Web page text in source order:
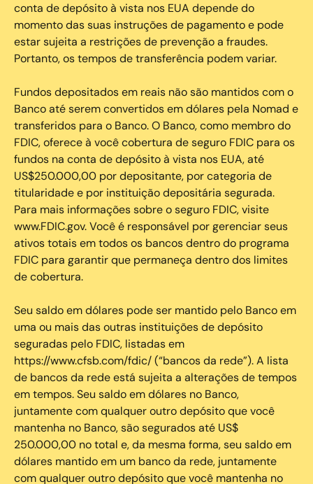
conta de depósito à vista nos EUA depende do
momento das suas instruções de pagamento e pode
estar sujeita a restrições de prevenção a fraudes.
Portanto, os tempos de transferência podem variar.
Fundos depositados em reais não são mantidos com o
Banco até serem convertidos em dólares pela Nomad e
transferidos para o Banco. O Banco, como membro do
FDIC, oferece à você cobertura de seguro FDIC para os
fundos na conta de depósito à vista nos EUA, até
US$250.000,00 por depositante, por categoria de
titularidade e por instituição depositária segurada.
Para mais informações sobre o seguro FDIC, visite
www.FDIC.gov. Você é responsável por gerenciar seus
ativos totais em todos os bancos dentro do programa
FDIC para garantir que permaneça dentro dos limites
de cobertura.
Seu saldo em dólares pode ser mantido pelo Banco em
uma ou mais das outras instituições de depósito
seguradas pelo FDIC, listadas em
https://www.cfsb.com/fdic/ (“bancos da rede”). A lista
de bancos da rede está sujeita a alterações de tempos
em tempos. Seu saldo em dólares no Banco,
juntamente com qualquer outro depósito que você
mantenha no Banco, são segurados até US$
250.000,00 no total e, da mesma forma, seu saldo em
dólares mantido em um banco da rede, juntamente
com qualquer outro depósito que você mantenha no